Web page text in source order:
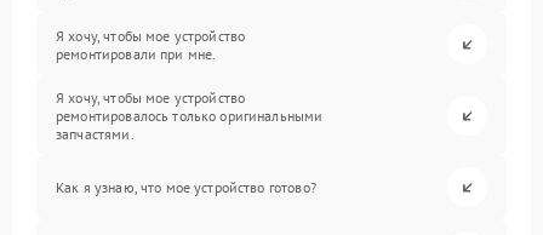
Я хочу, чтобы мое устройство
ремонтировали при мне.
Я хочу, чтобы мое устройство
ремонтировалось только оригинальными
запчастями.
Как я узнаю, что мое устройство готово?